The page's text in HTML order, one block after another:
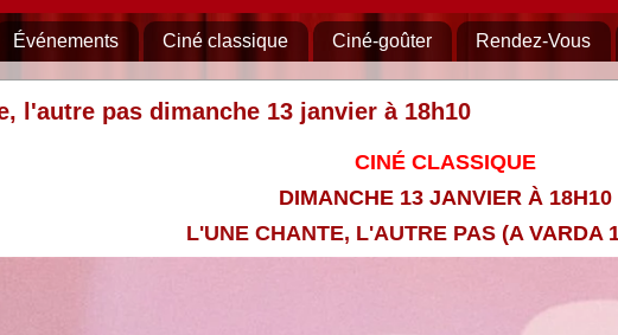
Événements Ciné classique Ciné-goûter Rendez-Vous
l'autre pas dimanche 13 janvier à 18h10
CINÉ CLASSIQUE
DIMANCHE 13 JANVIER À 18H10
L'UNE CHANTE, L'AUTRE PAS (A VARDA